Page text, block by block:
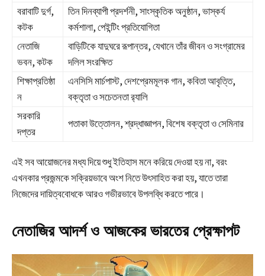
বরাবাটি দুর্গ,
কটক
তিন দিনব্যাপী প্রদর্শনী, সাংস্কৃতিক অনুষ্ঠান, ভাস্কর্য
কর্মশালা, পেইন্টিং প্রতিযোগিতা
নেতাজি
ভবন, কটক
বাড়িটিকে যাদুঘরে রূপান্তর, যেখানে তাঁর জীবন ও সংগ্রামের
দলিল সংরক্ষিত
শিক্ষাপ্রতিষ্ঠা
ন
এনসিসি মার্চপাস্ট, দেশপ্রেমমূলক গান, কবিতা আবৃত্তি,
বক্তৃতা ও সচেতনতা র‍্যালি
সরকারি
দপ্তর
পতাকা উত্তোলন, শ্রদ্ধাজ্ঞাপন, বিশেষ বক্তৃতা ও সেমিনার
এই সব আয়োজনের মধ্য দিয়ে শুধু ইতিহাস মনে করিয়ে দেওয়া হয় না, বরং
এখনকার প্রজন্মকে সক্রিয়ভাবে অংশ নিতে উৎসাহিত করা হয়, যাতে তারা
নিজেদের দায়িত্ববোধকে আরও গভীরভাবে উপলব্ধি করতে পারে।​
নেতাজির আদর্শ ও আজকের ভারতের প্রেক্ষাপট